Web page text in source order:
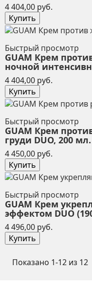
4 404,00 руб.
Купить
Быстрый просмотр
GUAM Крем
ночной
4 404,00 руб.
Купить
Быстрый просмотр
GUAM Крем
груди DUO, 200
4 450,00 руб.
Купить
Быстрый просмотр
GUAM Крем
эффектом DUO
4 496,00 руб.
Купить
Показано 1-12 из 12